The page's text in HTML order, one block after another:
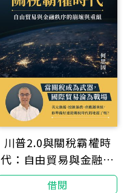
川普2.0與關稅霸權時
代：自由貿易與金融秩
序的崩壞與重組
借閱